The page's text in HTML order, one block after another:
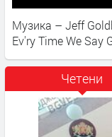
Музика – Jeff
Ev'ry Time We Say
Четени